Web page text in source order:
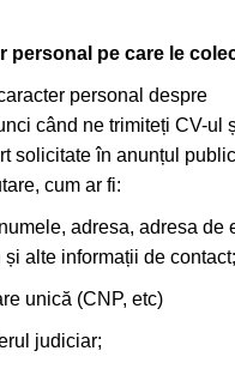
personal pe care le
personal despre
când ne trimiteți CV-ul
solicitate în anunțul
cum ar fi:
adresa, adresa de
alte informații de contact;
unică (CNP, etc)
judiciar;